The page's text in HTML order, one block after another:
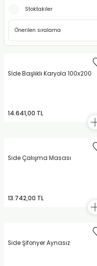
Stoktakiler
Sİde Başlıklı Karyola 100x200
14.641,00 TL
Side Çalışma Masası
13.742,00 TL
Side Şifonyer Aynasız